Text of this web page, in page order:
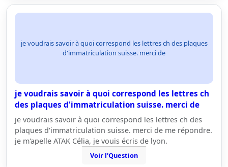
je voudrais savoir à quoi correspond les lettres ch des plaques
d'immatriculation suisse. merci de
je voudrais savoir à quoi correspond les lettres ch
des plaques d'immatriculation suisse. merci de
je voudrais savoir à quoi correspond les lettres ch des
plaques d'immatriculation suisse. merci de me répondre.
je m'apelle ATAK Célia, je vouis écris de lyon.
Voir l'Question